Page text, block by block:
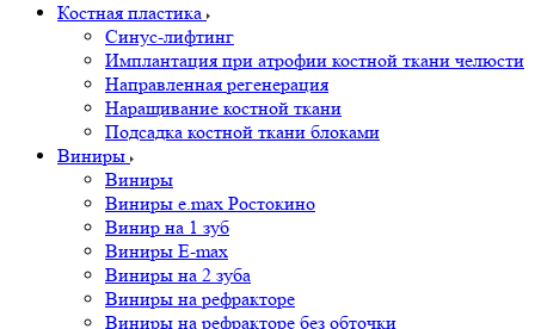
Костная пластика
Cинус-лифтинг
Имплантация при атрофии костной ткани челюсти
Направленная регенерация
Наращивание костной ткани
Подсадка костной ткани блоками
Виниры
Виниры
Виниры e.max Ростокино
Винир на 1 зуб
Виниры E-max
Виниры на 2 зуба
Виниры на рефракторе
Виниры на рефракторе без обточки